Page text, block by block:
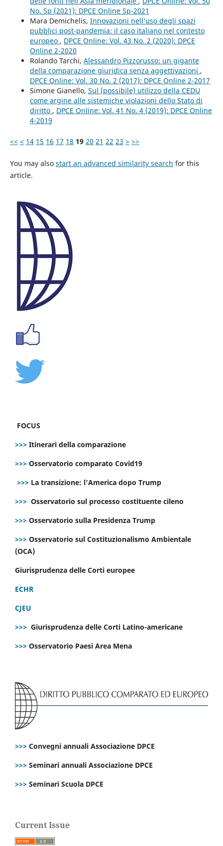
No. Sp (2021): DPCE Online Sp-2021
Mara Demichelis, Innovazioni nell’uso degli spazi
pubblici post-pandemia: il caso italiano nel contesto
europeo , DPCE Online: Vol. 43 No. 2 (2020): DPCE
Online 2-2020
Rolando Tarchi, Alessandro Pizzorusso: un gigante
della comparazione giuridica senza aggettivazioni ,
DPCE Online: Vol. 30 No. 2 (2017): DPCE Online 2-2017
Simone Gianello, Sul (possibile) utilizzo della CEDU
come argine alle sistemiche violazioni dello Stato di
diritto , DPCE Online: Vol. 41 No. 4 (2019): DPCE Online
4-2019
<< < 14 15 16 17 18 19 20 21 22 23 > >>
You may also start an advanced similarity search for this
article.
FOCUS
>>> Itinerari della comparazione
>>> Osservatorio comparato Covid19
>>> La transizione: l’America dopo Trump
>>> Osservatorio sul processo costituente cileno
>>> Osservatorio sulla Presidenza Trump
>>> Osservatorio sul Costituzionalismo Ambientale
(OCA)
Giurisprudenza delle Corti europee
ECHR
CJEU
>>> Giurisprudenza delle Corti Latino-americane
>>> Osservatorio Paesi Area Mena
>>> Convegni annuali Associazione DPCE
>>> Seminari annuali Associazione DPCE
>>> Seminari Scuola DPCE
Current Issue